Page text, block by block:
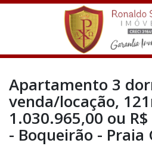
Apartamento 3
venda/locação,
1.030.965,00 ou
- Boqueirão - Praia